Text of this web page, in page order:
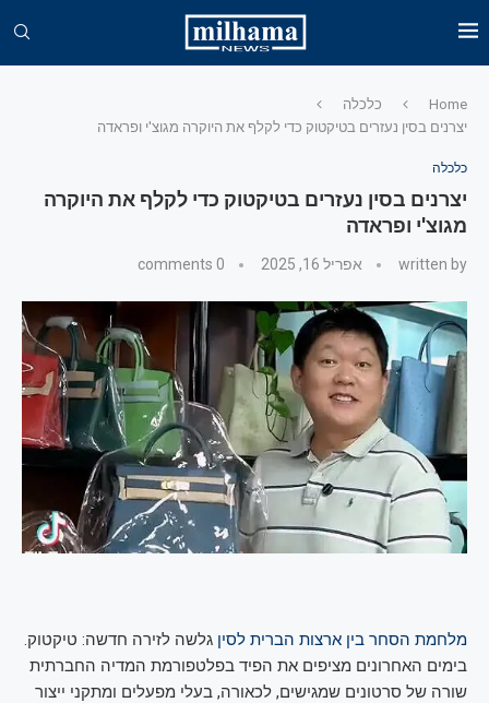
Home
כלכלה
יצרנים בסין נעזרים בטיקטוק כדי לקלף את היוקרה מגוצ'י ופראדה
כלכלה
יצרנים בסין נעזרים בטיקטוק כדי לקלף את היוקרה
מגוצ'י ופראדה
written by אפריל 16, 2025 0 comments
מלחמת הסחר בין ארצות הברית לסין גלשה לזירה חדשה: טיקטוק.
בימים האחרונים מציפים את הפיד בפלטפורמת המדיה החברתית
שורה של סרטונים שמגישים, לכאורה, בעלי מפעלים ומתקני ייצור